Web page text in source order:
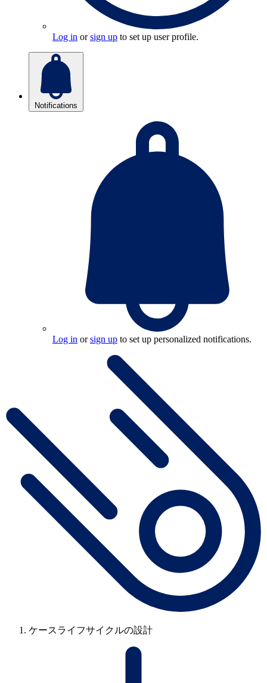
Log in orsign up to set up user profile.
Notifications
Log in orsign up to set up personalized notifications.
ケースライフサイクルの設計